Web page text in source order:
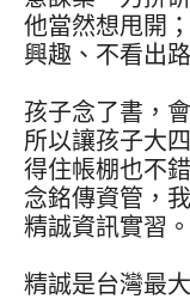
他當然想甩開
興趣、不看出
孩子念了書，
所以讓孩子大
得住帳棚也不
念銘傳資管，
精誠資訊實習。
精誠是台灣最